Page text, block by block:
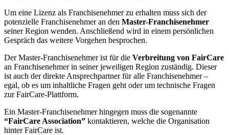
Um eine Lizenz als Franchisenehmer zu erhalten muss sich der
potenzielle Franchisenehmer an den Master-Franchisenehmer
seiner Region wenden. Anschließend wird in einem persönlichen
Gespräch das weitere Vorgehen besprochen.
Der Master-Franchisenehmer ist für die Verbreitung von FairCare
an Franchisenehmer in seiner jeweiligen Region zuständig. Dieser
ist auch der direkte Ansprechpartner für alle Franchisenehmer –
egal, ob es um inhaltliche Fragen geht oder um technische Fragen
zur FairCare-Plattform.
Ein Master-Franchisenehmer hingegen muss die sogenannte
“FairCare Association” kontaktieren, welche die Organisation
hinter FairCare ist.